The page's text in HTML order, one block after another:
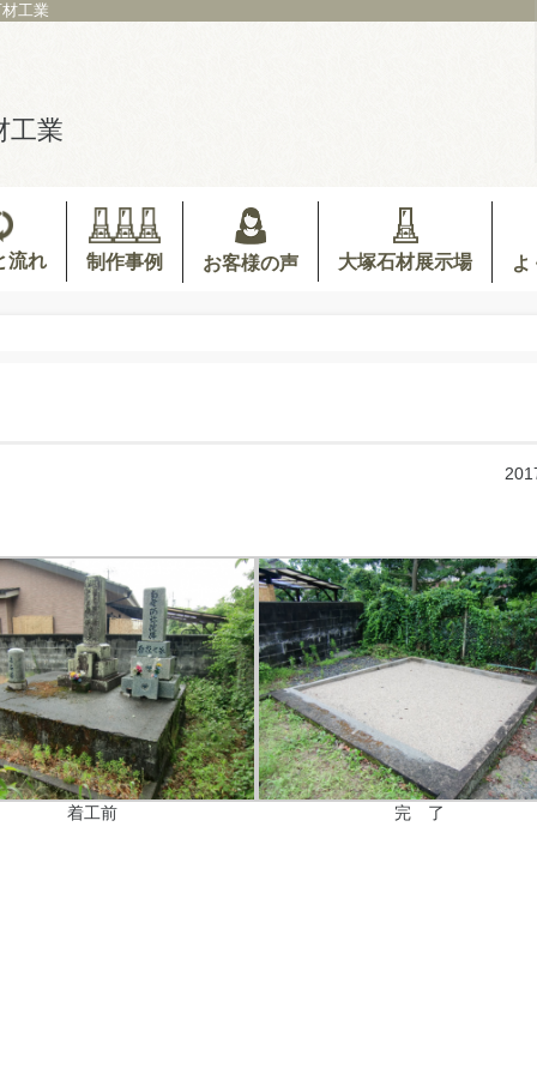
工業
工業
流れ 制作事例 お客様の声 大塚石材展示場 よ
着工前 完 了